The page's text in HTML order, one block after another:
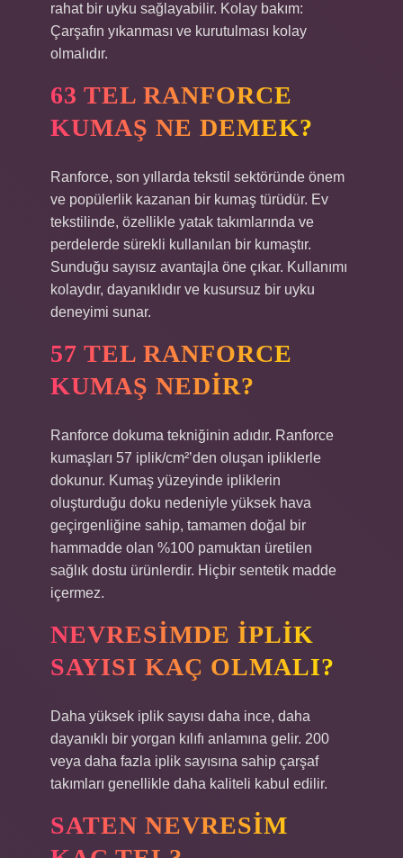
rahat bir uyku sağlayabilir. Kolay bakım:
Çarşafın yıkanması ve kurutulması kolay
olmalıdır.
63 TEL RANFORCE
KUMAŞ NE DEMEK?
Ranforce, son yıllarda tekstil sektöründe önem
ve popülerlik kazanan bir kumaş türüdür. Ev
tekstilinde, özellikle yatak takımlarında ve
perdelerde sürekli kullanılan bir kumaştır.
Sunduğu sayısız avantajla öne çıkar. Kullanımı
kolaydır, dayanıklıdır ve kusursuz bir uyku
deneyimi sunar.
57 TEL RANFORCE
KUMAŞ NEDIR?
Ranforce dokuma tekniğinin adıdır. Ranforce
kumaşları 57 iplik/cm²’den oluşan ipliklerle
dokunur. Kumaş yüzeyinde ipliklerin
oluşturduğu doku nedeniyle yüksek hava
geçirgenliğine sahip, tamamen doğal bir
hammadde olan %100 pamuktan üretilen
sağlık dostu ürünlerdir. Hiçbir sentetik madde
içermez.
NEVRESIMDE IPLIK
SAYISI KAÇ OLMALI?
Daha yüksek iplik sayısı daha ince, daha
dayanıklı bir yorgan kılıfı anlamına gelir. 200
veya daha fazla iplik sayısına sahip çarşaf
takımları genellikle daha kaliteli kabul edilir.
SATEN NEVRESIM